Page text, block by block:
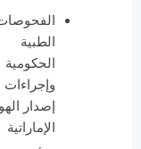
الطبية
الحكومية
وإجراءات
إصدار
الإماراتية